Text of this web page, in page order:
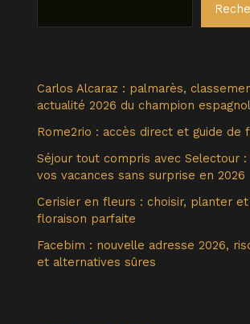
Carlos Alcaraz : palmarès,
actualité 2026 du champion espagnol
Rome2rio : accès direct et guide de
Séjour tout compris avec Selectour
vos vacances sans surprise en 2026
Cerisier en fleurs : choisir, planter
floraison parfaite
Facebim : nouvelle adresse 2026,
et alternatives sûres